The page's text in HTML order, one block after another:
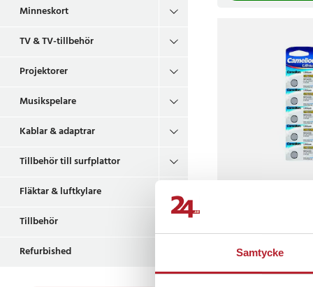
Samtycke
Minneskort
TV & TV-tillbehör
Projektorer
Musikspelare
Kablar & adaptrar
Tillbehör till surfplattor
Fläktar & luftkylare
Tillbehör
Refurbished
Nuvarande pris
39 kr 49 kr
I lager, levereras